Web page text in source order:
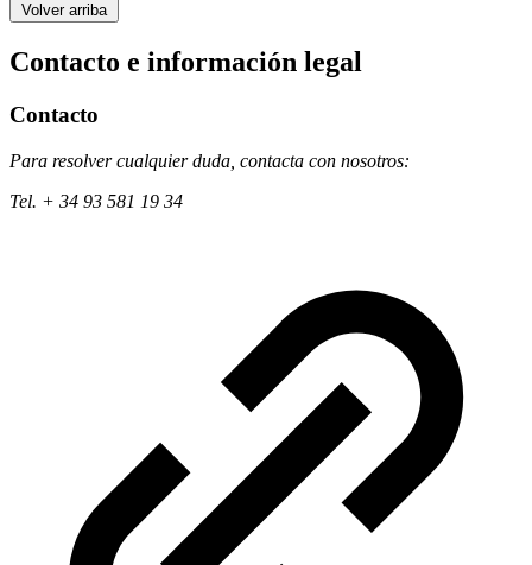
Volver arriba
Contacto e información legal
Contacto
Para resolver cualquier duda, contacta con nosotros:
Tel. + 34 93 581 19 34